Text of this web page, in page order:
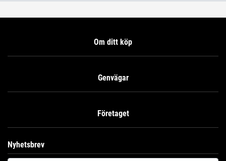
Om ditt köp
Genvägar
Företaget
Nyhetsbrev